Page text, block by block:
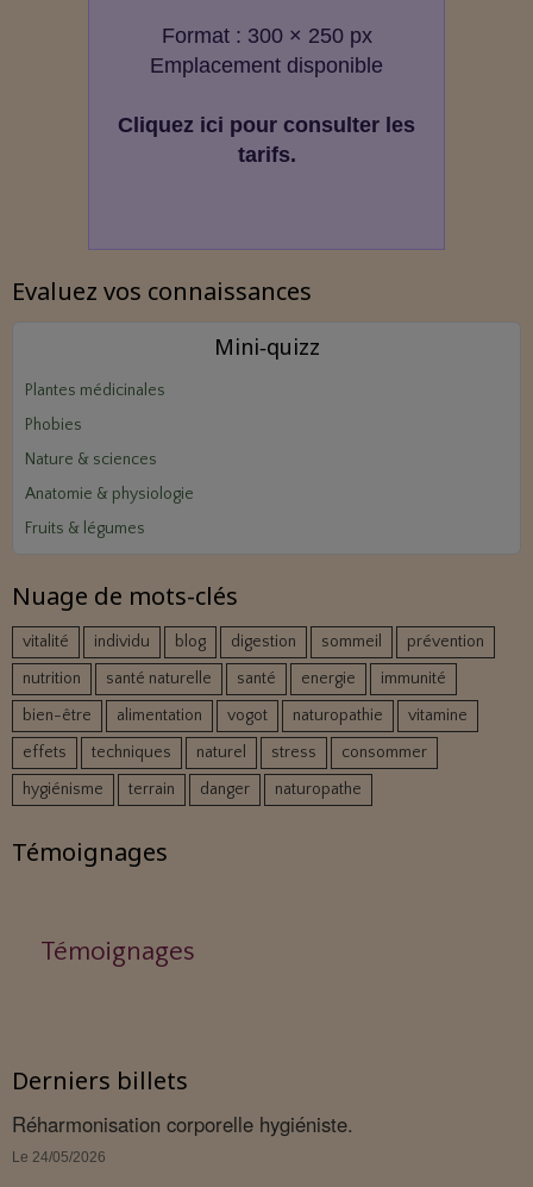
Format : 300 × 250 px
Emplacement disponible
Cliquez ici pour consulter les
tarifs.
Evaluez vos connaissances
Mini‑quizz
Plantes médicinales
Phobies
Nature & sciences
Anatomie & physiologie
Fruits & légumes
Nuage de mots-clés
vitalité individu blog digestion sommeil
prévention
nutrition
santé naturelle santé energie
immunité
bien-être
alimentation vogot naturopathie
vitamine
effets
techniques naturel stress
consommer
hygiénisme
terrain danger naturopathe
Témoignages
Témoignages
Derniers billets
Réharmonisation corporelle hygiéniste.
Le 24/05/2026